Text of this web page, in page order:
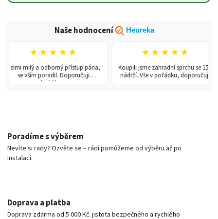
Naše hodnocení Heureka
★★★★★
milý a odborný přístup pána,
se vším poradil. Doporučuji
každému!
★★★★★
Koupili jsme zahradní sprchu se 150l
nádrží. Vše v pořádku, doporučuji.
Poradíme s výběrem
Nevíte si rady? Ozvěte se – rádi pomůžeme od výběru až po
instalaci.
Doprava a platba
Doprava zdarma od 5 000 Kč. jistota bezpečného a rychlého